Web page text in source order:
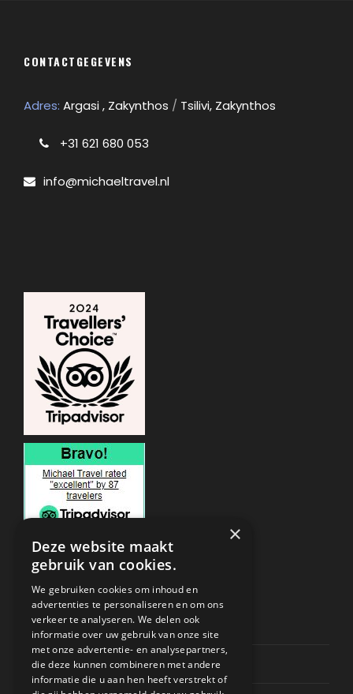
CONTACTGEGEVENS
Adres: Argasi , Zakynthos / Tsilivi, Zakynthos
+31 621 680 053
info@michaeltravel.nl
ONDERSTEUNING
Privacy & Policy
Contact Channels
×
Deze website maakt
gebruik van cookies.
We gebruiken cookies om inhoud en
advertenties te personaliseren en om ons
verkeer te analyseren. We delen ook
informatie over uw gebruik van onze site
met onze advertentie- en analysepartners,
die deze kunnen combineren met andere
informatie die u aan hen heeft verstrekt of